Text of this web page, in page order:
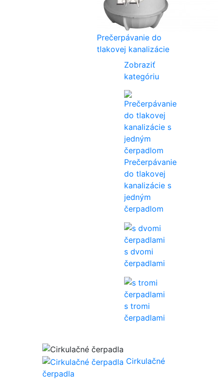
Prečerpávanie do
tlakovej kanalizácie
Zobraziť
kategóriu
Prečerpávanie
do tlakovej
kanalizácie s
jedným
čerpadlom
s dvomi
čerpadlami
s tromi
čerpadlami
Cirkulačné
čerpadla